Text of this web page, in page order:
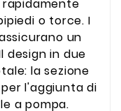
rapidamente
o torce. I
un
design in due
la sezione
l'aggiunta di
a pompa.